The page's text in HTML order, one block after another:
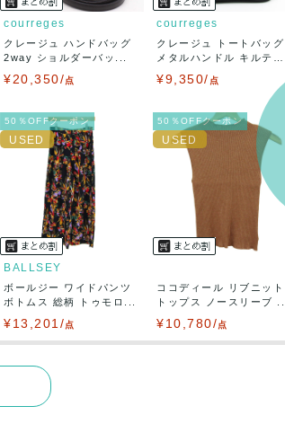
courreges
クレージュ ハンドバッグ
2way ショルダーバッ...
¥20,350/点
courreges
クレージュ トートバッグ
メタルハンドル キルテ
¥9,350/ 点
50％OFFクーポン
BALLSEY
ボールジー ワイドパンツ
ボトムス 総柄 トゥモロ...
¥13,201/点
50％OFFクーポン
ココディール リブニット
トップス ノースリーブ ...
¥10,780/点